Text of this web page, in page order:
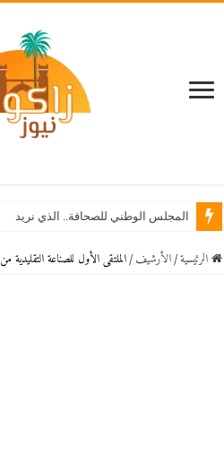
المجلس الوطني للصحافة.. الذي نريد
الرئيسية / اﻷرشيف / الملتقى الأول للصناعة التقليدية من 10 إلى 20 أبريل 2016 بورزازات